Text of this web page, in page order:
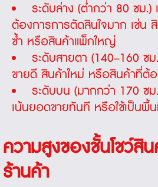
ระดับล่าง (ต่ำกว่า 80 ซม.)
ต้องการการตัดสินใจมาก เช่น
ซ้ำ หรือสินค้าแพ็กใหญ่
ระดับสายตา (140–160 ซ
ขายดี สินค้าใหม่ หรือสินค้าที่ต้อ
ระดับบน (มากกว่า 170 ซม
เน้นยอดขายทันที หรือใช้เป็นพื้
ความสูงของชั้นโชว์สิน
ร้านค้า